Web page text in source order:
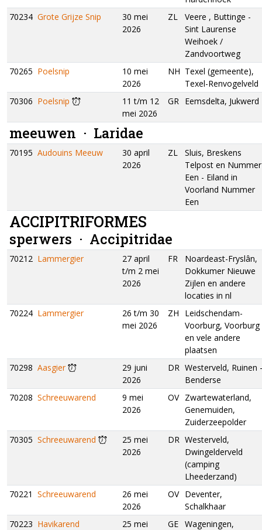
70234 Grote Grijze Snip
30 mei
2026
ZL
Veere , Buttinge -
Sint Laurense
Weihoek /
Zandvoortweg
70265 Poelsnip
10 mei
2026
NH Texel (gemeente),
Texel-Renvogelveld
70306 Poelsnip
11 t/m 12
mei 2026
GR Eemsdelta, Jukwerd
meeuwen · Laridae
70195 Audouins Meeuw
30 april
2026
ZL
Sluis, Breskens
Telpost en Nummer
Een - Eiland in
Voorland Nummer
Een
ACCIPITRIFORMES
sperwers · Accipitridae
70212 Lammergier
27 april
t/m 2 mei
2026
FR
Noardeast-Fryslân,
Dokkumer Nieuwe
Zijlen en andere
locaties in nl
70224 Lammergier
26 t/m 30
mei 2026
ZH
Leidschendam-
Voorburg, Voorburg
en vele andere
plaatsen
70298 Aasgier
29 juni
2026
DR Westerveld, Ruinen -
Benderse
70208 Schreeuwarend
9 mei
2026
OV Zwartewaterland,
Genemuiden,
Zuiderzeepolder
70305 Schreeuwarend
25 mei
2026
DR Westerveld,
Dwingelderveld
(camping
Lheederzand)
70221 Schreeuwarend
26 mei
2026
OV Deventer,
Schalkhaar
70223 Havikarend
25 mei
GE Wageningen,